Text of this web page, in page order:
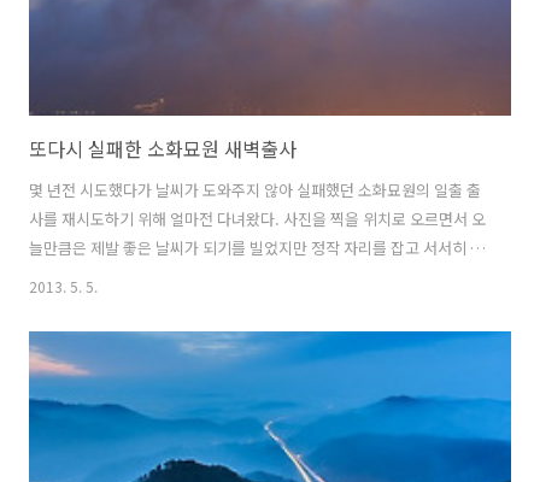
또다시 실패한 소화묘원 새벽출사
몇 년전 시도했다가 날씨가 도와주지 않아 실패했던 소화묘원의 일출 출
사를 재시도하기 위해 얼마전 다녀왔다. 사진을 찍을 위치로 오르면서 오
늘만큼은 제발 좋은 날씨가 되기를 빌었지만 정작 자리를 잡고 서서히 여
는 장면을 잡기는 참 힘든 것 같다...
2013. 5. 5.